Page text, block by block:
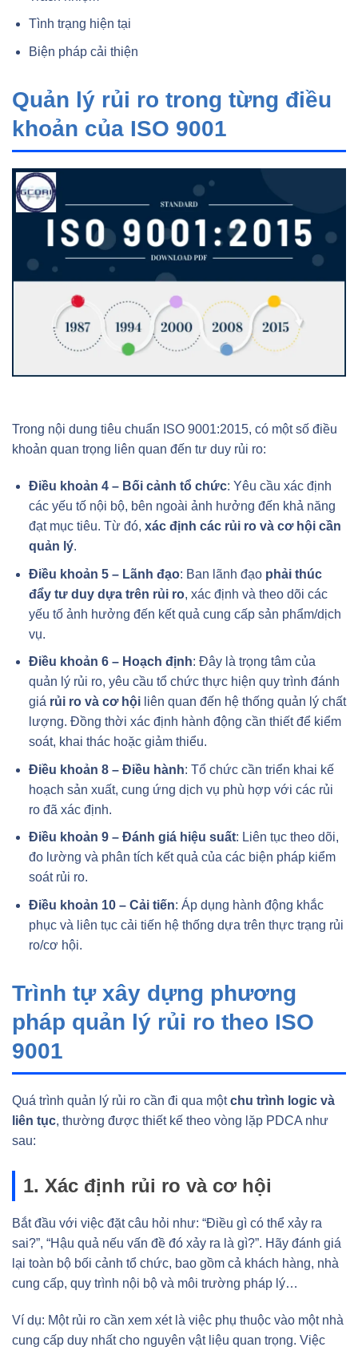
Tình trạng hiện tại
Biện pháp cải thiện
Quản lý rủi ro trong từng điều
khoản của ISO 9001
Trong nội dung tiêu chuẩn ISO 9001:2015, có một số điều
khoản quan trọng liên quan đến tư duy rủi ro:
Điều khoản 4 – Bối cảnh tổ chức: Yêu cầu xác định
các yếu tố nội bộ, bên ngoài ảnh hưởng đến khả năng
đạt mục tiêu. Từ đó, xác định các rủi ro và cơ hội cần
quản lý.
Điều khoản 5 – Lãnh đạo: Ban lãnh đạo phải thúc
đẩy tư duy dựa trên rủi ro, xác định và theo dõi các
yếu tố ảnh hưởng đến kết quả cung cấp sản phẩm/dịch
vụ.
Điều khoản 6 – Hoạch định: Đây là trọng tâm của
quản lý rủi ro, yêu cầu tổ chức thực hiện quy trình đánh
giá rủi ro và cơ hộiliên quan đến hệ thống quản lý chất
lượng. Đồng thời xác định hành động cần thiết để kiểm
soát, khai thác hoặc giảm thiểu.
Điều khoản 8 – Điều hành: Tổ chức cần triển khai kế
hoạch sản xuất, cung ứng dịch vụ phù hợp với các rủi
ro đã xác định.
Điều khoản 9 – Đánh giá hiệu suất: Liên tục theo dõi,
đo lường và phân tích kết quả của các biện pháp kiểm
soát rủi ro.
Điều khoản 10 – Cải tiến: Áp dụng hành động khắc
phục và liên tục cải tiến hệ thống dựa trên thực trạng rủi
ro/cơ hội.
Trình tự xây dựng phương
pháp quản lý rủi ro theo ISO
9001
Quá trình quản lý rủi ro cần đi qua mộtchu trình logic và
liên tục, thường được thiết kế theo vòng lặp PDCA như
sau:
1. Xác định rủi ro và cơ hội
Bắt đầu với việc đặt câu hỏi như: “Điều gì có thể xảy ra
sai?”, “Hậu quả nếu vấn đề đó xảy ra là gì?”. Hãy đánh giá
lại toàn bộ bối cảnh tổ chức, bao gồm cả khách hàng, nhà
cung cấp, quy trình nội bộ và môi trường pháp lý…
Ví dụ: Một rủi ro cần xem xét là việc phụ thuộc vào một nhà
cung cấp duy nhất cho nguyên vật liệu quan trọng. Việc